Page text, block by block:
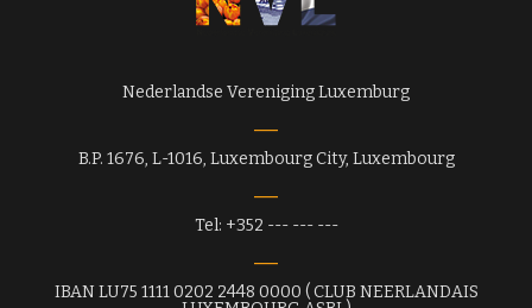
Nederlandse Vereniging Luxemburg
B.P. 1676, L-1016, Luxembourg City, Luxembourg
Tel: +352 --- --- ---
IBAN LU75 1111 0202 2448 0000 ( CLUB NEERLANDAIS